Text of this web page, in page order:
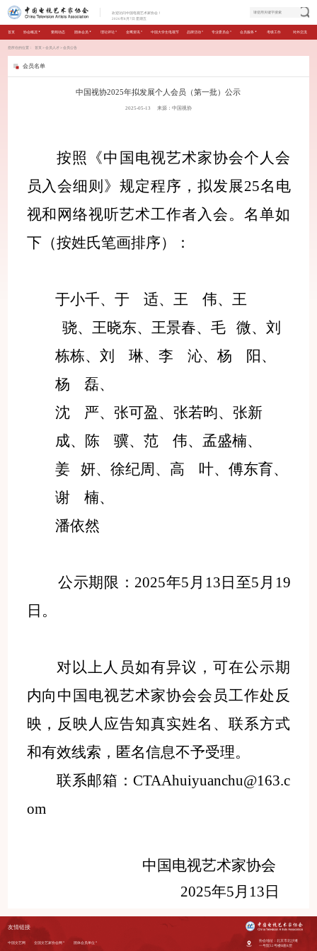
欢迎访问中国电视艺术家协会！
2026年8月7日 星期五
首页 协会概况 要闻动态 团体会员 理论评论 金鹰资讯 中国大学生电视节 品牌活动 专业委员会 会员服务 考级工作 对外交流
您所在的位置： 首页＞会员人才＞会员公告
会员名单
中国视协2025年拟发展个人会员（第一批）公示
2025-05-13 来源：中国视协
按照《中国电视艺术家协会个人会
员入会细则》规定程序， 拟发展25名 电
视和网络视听艺术工作者入会。名单如
下（按姓氏笔画排序）：
于小千、于 适、 王 伟、 王
骁、 王晓东、 王景春、毛 微、刘
栋栋、刘 琳、李 沁、杨 阳 、
杨
磊、
沈
严、张可盈 、张若昀、张新
成、 陈 骥、范 伟、 孟盛楠、
姜
妍、徐纪周 、 高 叶、傅东育、
谢
楠、
潘依然
公示期限： 2025年5 月 13 日至5 月 19
日。
对以上人员如有异议，可在公示期
内向中国电视艺术家协会会员工作处反
映，反映人应告知真实姓名、联系方式
和有效线索，匿名信息不予受理。
联系邮箱：CTAAhuiyuanchu@163.c
om
中国电视艺术家协会
2025年5 月 13 日
友情链接
中国文艺网 全国文艺家协会网 团体会员单位
协会地址：北京市北沙滩
一号院32号楼B座8层